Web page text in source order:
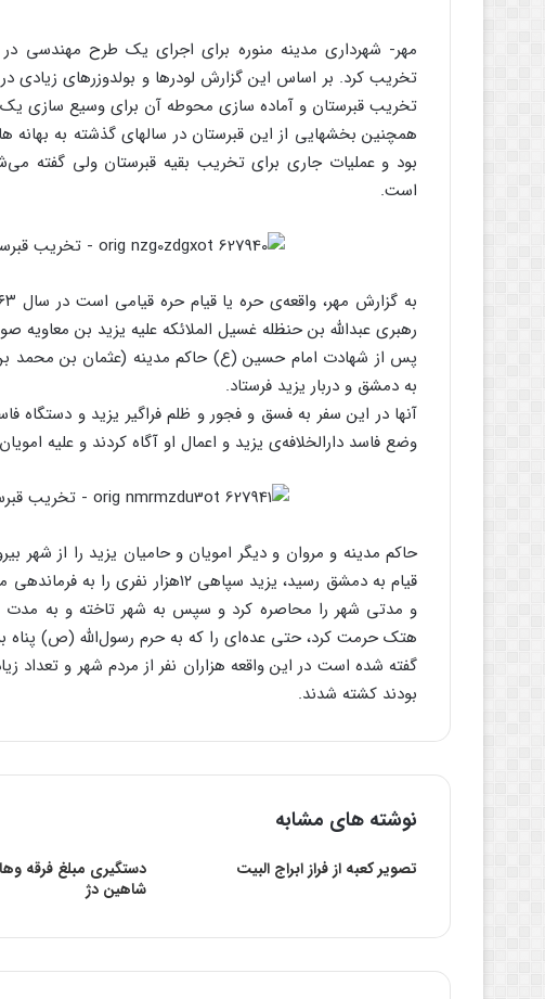
مهر- شهرداری مدینه منوره برای اجرای یک طرح مهندسی
تخریب کرد. بر اساس این گزارش لودرها و بولدوزرهای زیادی
تخریب قبرستان و آماده سازی محوطه آن برای وسیع سازی یک
همچنین بخشهایی از این قبرستان در سالهای گذشته به
بود و عملیات جاری برای تخریب بقیه قبرستان ولی گفته
است.
رهبری عبدالله بن حنظله غسیل الملائکه علیه یزید بن معاویه
پس از شهادت امام حسین (ع) حاکم مدینه (عثمان بن محمد بن
به دمشق و دربار یزید فرستاد.
آنها در این سفر به فسق و فجور و ظلم فراگیر یزید و دستگاه
وضع فاسد دارالخلافه‌ی یزید و اعمال او آگاه کردند و علیه
حاکم مدینه و مروان و دیگر امویان و حامیان یزید را از شهر
قیام به دمشق رسید، یزید سپاهی
و مدتی شهر را محاصره کرد و سپس به شهر تاخته و به مدت
هتک حرمت کرد، حتی عده‌ای را که به حرم رسول‌الله (ص) پناه
گفته شده است در این واقعه هزاران نفر از مردم شهر و
بودند کشته شدند.
نوشته های مشابه
تصویر کعبه از فراز ابراج البیت
دستگیری مبلغ فرقه
شاهین دژ